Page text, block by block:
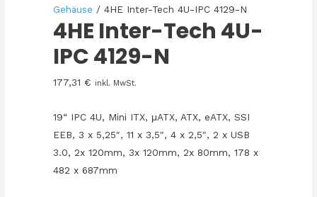
Gehäuse / 4HE Inter-Tech 4U-IPC 4129-N
4HE Inter-Tech 4U-
IPC 4129-N
177,31€ inkl. MwSt.
19“ IPC 4U, Mini ITX, μATX, ATX, eATX, SSI
EEB, 3 x 5,25″, 11 x 3,5″, 4 x 2,5″, 2 x USB
3.0, 2x 120mm, 3x 120mm, 2x 80mm, 178 x
482 x 687mm